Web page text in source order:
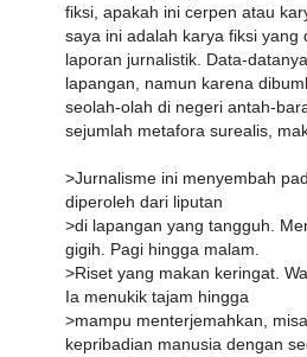
fiksi, apakah ini cerpen atau
saya ini adalah karya fiksi yang
laporan jurnalistik. Data-
lapangan, namun karena
seolah-olah di negeri antah-
sejumlah metafora surealis,
>Jurnalisme ini menyembah
diperoleh dari liputan
>di lapangan yang tangguh.
gigih. Pagi hingga malam.
>Riset yang makan keringat.
Ia menukik tajam hingga
>mampu menterjemahkan,
kepribadian manusia dengan